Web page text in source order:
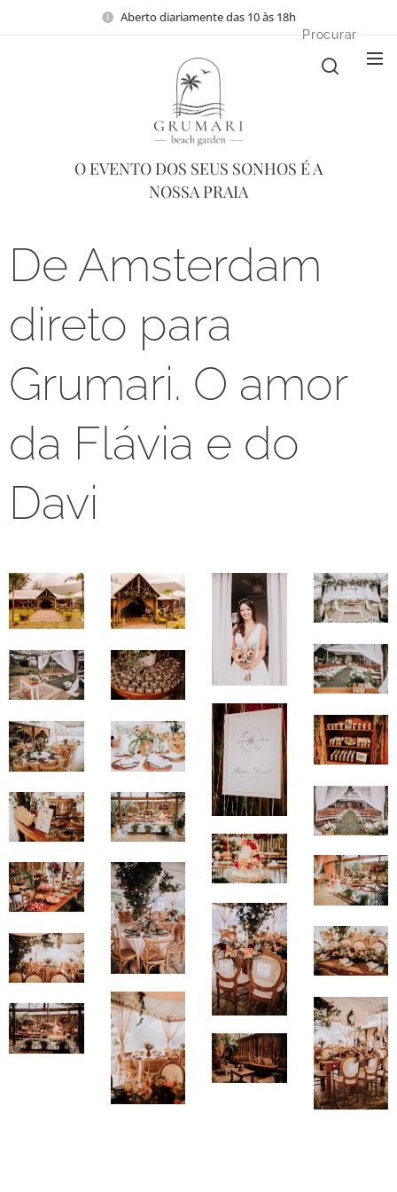
Aberto diariamente das 10 às 18h
O EVENTO DOS SEUS SONHOS É A
NOSSA PRAIA
Procurar
De Amsterdam
direto para
Grumari. O amor
da Flávia e do
Davi